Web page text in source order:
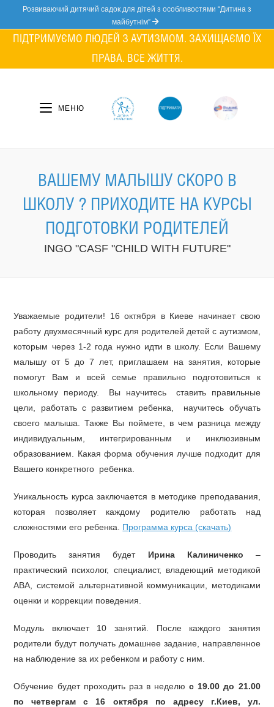
content
Розвиваючий дитячий садок для дітей з особливостями “Дитина з
майбутнім”
ПІДТРИМУЄМО ЛЮДЕЙ З АУТИЗМОМ. ЗАХИЩАЄМО ЇХ
ПРАВА. ВСЕ ЖИТТЯ.
МЕНЮ
ВАШЕМУ МАЛЫШУ СКОРО В
ШКОЛУ ? ПРИХОДИТЕ НА КУРСЫ
ПОДГОТОВКИ РОДИТЕЛЕЙ
INGO "CASF "CHILD WITH FUTURE"
Уважаемые родители! 16 октября в Киеве начинает свою
работу двухмесячный курс для родителей детей с аутизмом,
которым через 1-2 года нужно идти в школу. Если Вашему
малышу от 5 до 7 лет, приглашаем на занятия, которые
помогут Вам и всей семье правильно подготовиться к
школьному периоду. Вы научитесь ставить правильные
цели, работать с развитием ребенка, научитесь обучать
своего малыша. Также Вы поймете, в чем разница между
индивидуальным, интегрированным и инклюзивным
образованием. Какая форма обучения лучше подходит для
Вашего конкретного ребенка.
Уникальность курса заключается в методике преподавания,
которая позволяет каждому родителю работать над
сложностями его ребенка. Программа курса (скачать)
Проводить занятия будет Ирина Калиниченко –
практический психолог, специалист, владеющий методикой
АВА, системой альтернативной коммуникации, методиками
оценки и коррекции поведения.
Модуль включает 10 занятий. После каждого занятия
родители будут получать домашнее задание, направленное
на наблюдение за их ребенком и работу с ним.
Обучение будет проходить раз в неделюс 19.00 до 21.00
по четвергам с 16 октября по адресу г.Киев, ул.